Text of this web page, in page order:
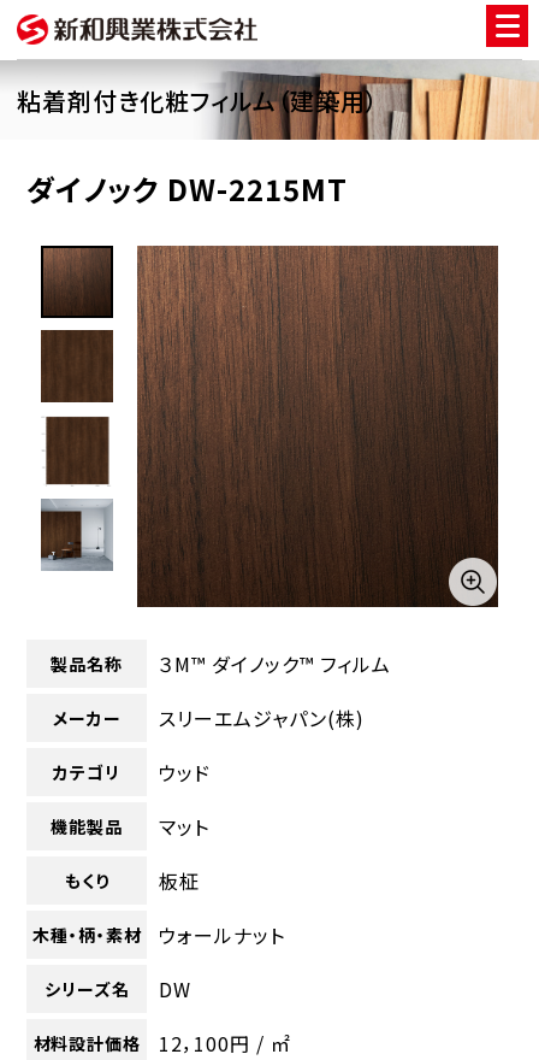
粘着剤付き化粧フィルム（建築用）
ダイノック DW-2215MT
製品名称 ３M™ ダイノック™ フィルム
メーカー スリーエムジャパン(株)
カテゴリ ウッド
機能製品 マット
もくり 板柾
木種・柄・素材 ウォールナット
シリーズ名 DW
材料設計価格 12，100円 / ㎡